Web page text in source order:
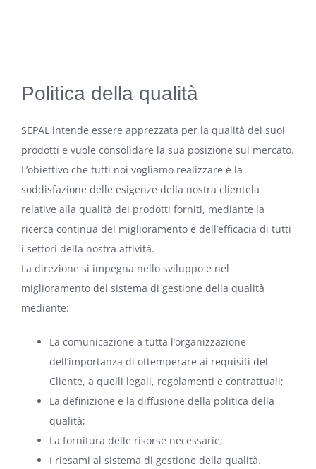
Politica della qualità
SEPAL intende essere apprezzata per la qualità dei suoi
prodotti e vuole consolidare la sua posizione sul mercato.
L’obiettivo che tutti noi vogliamo realizzare è la
soddisfazione delle esigenze della nostra clientela
relative alla qualità dei prodotti forniti, mediante la
ricerca continua del miglioramento e dell’efficacia di tutti
i settori della nostra attività.
La direzione si impegna nello sviluppo e nel
miglioramento del sistema di gestione della qualità
mediante:
La comunicazione a tutta l’organizzazione
dell’importanza di ottemperare ai requisiti del
Cliente, a quelli legali, regolamenti e contrattuali;
La definizione e la diffusione della politica della
qualità;
La fornitura delle risorse necessarie;
I riesami al sistema di gestione della qualità.